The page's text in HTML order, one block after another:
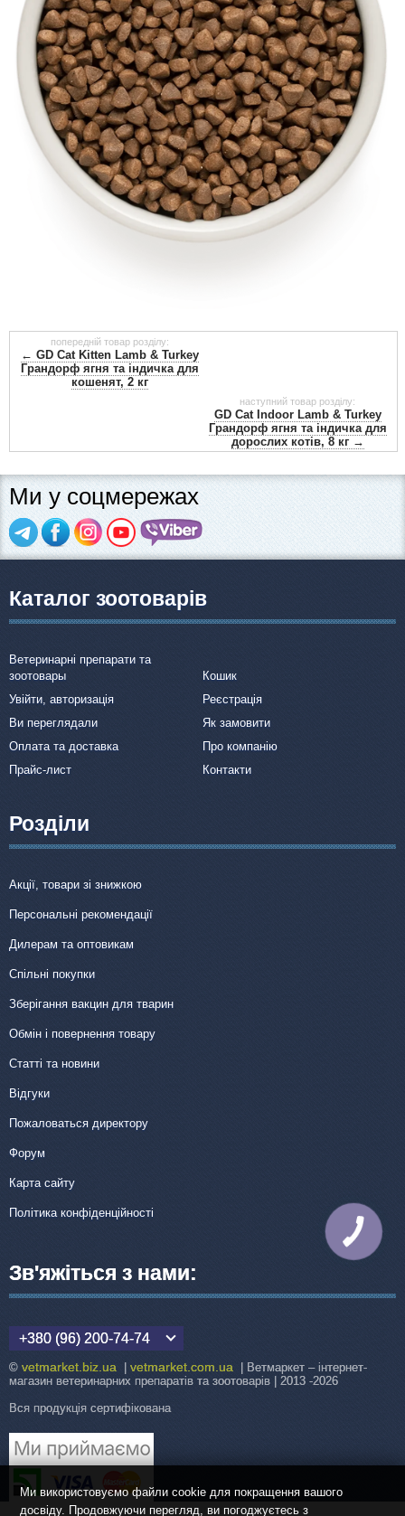
попередній товар розділу:
← GD Cat Kitten Lamb & Turkey
Грандорф ягня та індичка для
кошенят, 2 кг
наступний товар розділу:
GD Cat Indoor Lamb & Turkey
Грандорф ягня та індичка для
дорослих котів, 8 кг →
Ми у соцмережах
Каталог зоотоварів
Ветеринарні препарати та
зоотовары
Кошик
Увійти, авторизація
Реєстрація
Ви переглядали
Як замовити
Оплата та доставка
Про компанію
Прайс-лист
Контакти
Розділи
Акції, товари зі знижкою
Персональні рекомендації
Дилерам та оптовикам
Спільні покупки
Зберігання вакцин для тварин
Обмін і повернення товару
Статті та новини
Відгуки
Пожаловаться директору
Форум
Карта сайту
Політика конфіденційності
Зв'яжіться з нами:
+380 (96) 200-74-74
© vetmarket.biz.ua | vetmarket.com.ua | Ветмаркет – інтернет-
магазин ветеринарних препаратів та зоотоварів | 2013 -2026
Вся продукція сертифікована
Ми використовуємо файли cookie для покращення вашого
досвіду. Продовжуючи перегляд, ви погоджуєтесь з
КНОПКА
ЗВ'ЯЗКУ